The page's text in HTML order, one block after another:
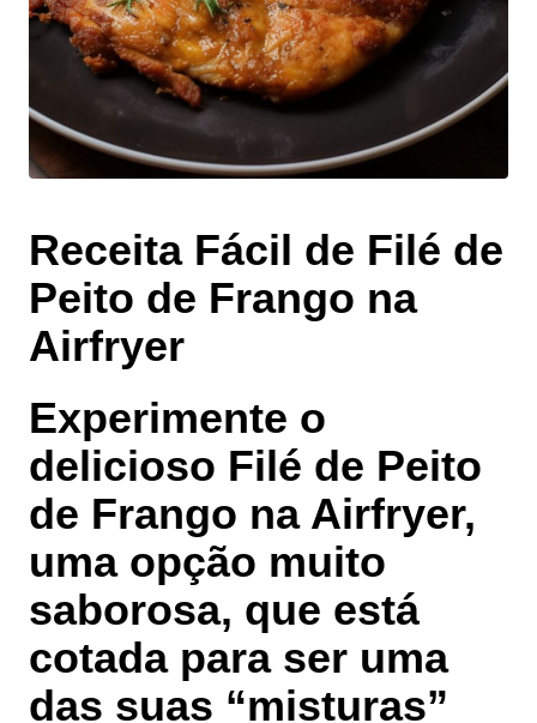
Receita Fácil de Filé de
Peito de Frango na
Airfryer
Experimente o
delicioso Filé de Peito
de Frango na Airfryer,
uma opção muito
saborosa, que está
cotada para ser uma
das suas “misturas”